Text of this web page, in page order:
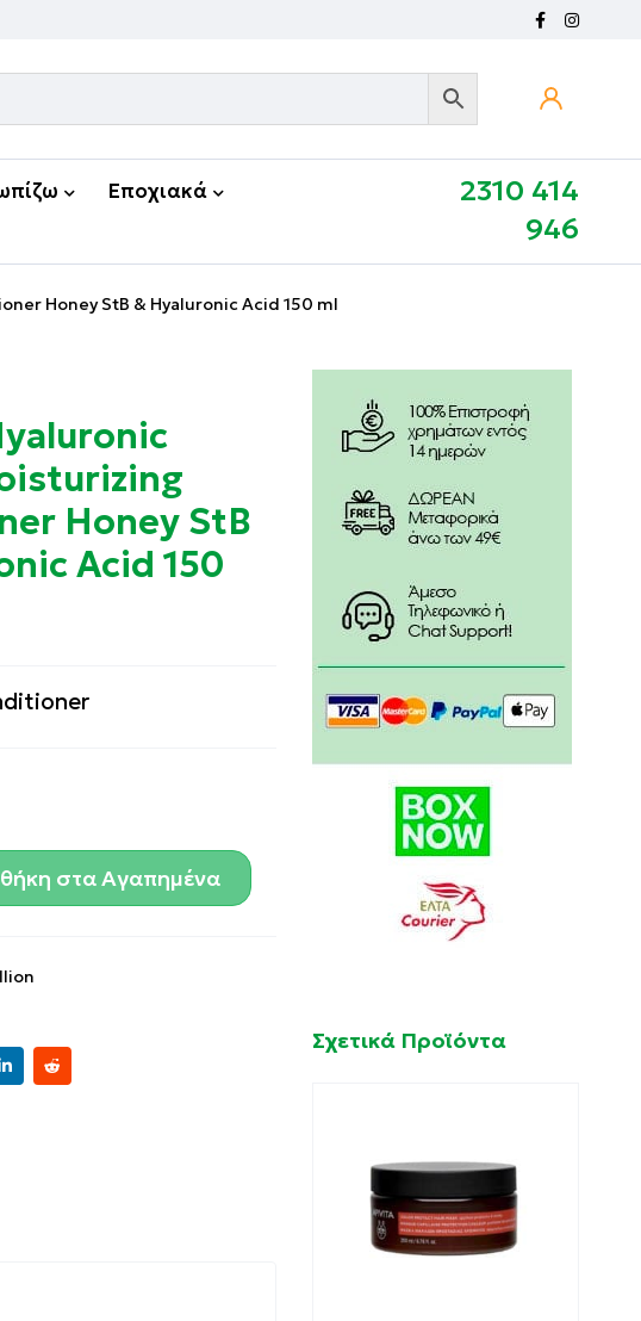
Εποχιακά
2310 414
946
Honey StB & Hyaluronic Acid 150 ml
Honey StB
Acid 150
στα Αγαπημένα
Σχετικά Προϊόντα